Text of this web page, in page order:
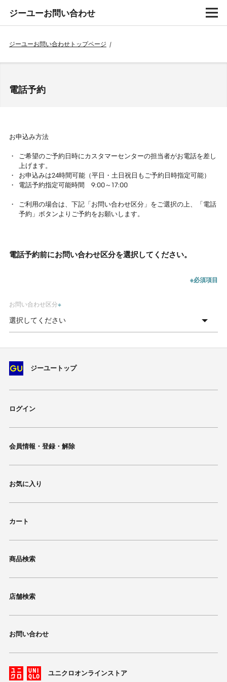
ジーユーお問い合わせ
ジーユーお問い合わせトップページ /
電話予約
お申込み方法
ご希望のご予約日時にカスタマーセンターの担当者がお電話を差し
上げます。
お申込みは24時間可能（平日・土日祝日もご予約日時指定可能）
電話予約指定可能時間 9:00～17:00
ご利用の場合は、下記「お問い合わせ区分」をご選択の上、「電話
予約」ボタンよりご予約をお願いします。
電話予約前にお問い合わせ区分を選択してください。
※必須項目
お問い合わせ区分※
ジーユートップ
ログイン
会員情報・登録・解除
お気に入り
カート
商品検索
店舗検索
お問い合わせ
ユニクロオンラインストア